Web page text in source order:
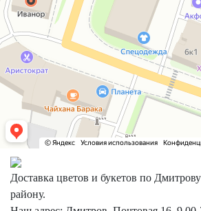
Доставка цветов и букетов по
району.